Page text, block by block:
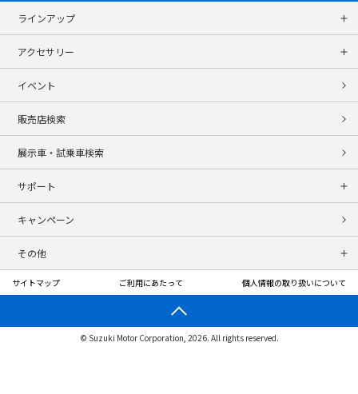
ラインアップ
アクセサリー
イベント
販売店検索
展示車・試乗車検索
サポート
キャンペーン
その他
サイトマップ ご利用にあたって 個人情報の取り扱いについて
© Suzuki Motor Corporation, 2026. All rights reserved.